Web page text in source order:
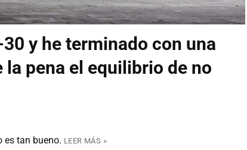
y he terminado con una
pena el equilibrio de no
es tan bueno. LEER MÁS »